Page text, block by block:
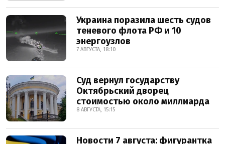
Украина поразила шесть судов
теневого флота РФ и 10
энергоузлов
7 АВГУСТА, 18:10
Суд вернул государству
Октябрьский дворец
стоимостью около миллиарда
8 АВГУСТА, 15:15
Новости 7 августа: фигурантка